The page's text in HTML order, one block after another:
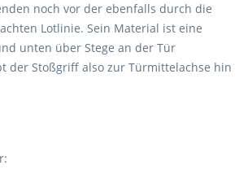
noch vor der ebenfalls durch die
Lotlinie. Sein Material ist eine
unten über Stege an der Tür
der Stoßgriff also zur Türmittelachse hin